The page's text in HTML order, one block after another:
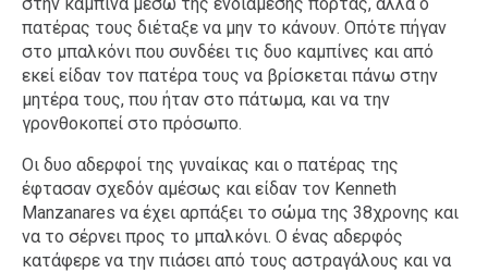
πατέρας τους διέταξε να μην το κάνουν. Οπότε πήγαν
στο μπαλκόνι που συνδέει τις δυο καμπίνες και από
εκεί είδαν τον πατέρα τους να βρίσκεται πάνω στην
μητέρα τους, που ήταν στο πάτωμα, και να την
γρονθοκοπεί στο πρόσωπο.
Οι δυο αδερφοί της γυναίκας και ο πατέρας της
έφτασαν σχεδόν αμέσως και είδαν τον Kenneth
Manzanares να έχει αρπάξει το σώμα της 38χρονης και
να το σέρνει προς το μπαλκόνι. Ο ένας αδερφός
κατάφερε να την πιάσει από τους αστραγάλους και να